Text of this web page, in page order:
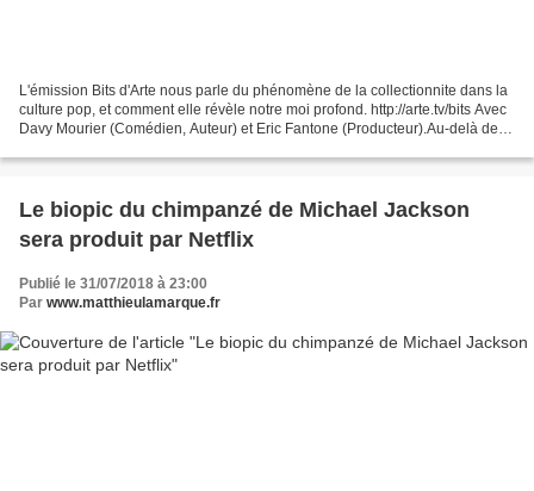
L'émission Bits d'Arte nous parle du phénomène de la collectionnite dans la
culture pop, et comment elle révèle notre moi profond. http://arte.tv/bits Avec
Davy Mourier (Comédien, Auteur) et Eric Fantone (Producteur).Au-delà de la
Le biopic du chimpanzé de Michael Jackson
sera produit par Netflix
Publié le 31/07/2018 à 23:00
Par www.matthieulamarque.fr